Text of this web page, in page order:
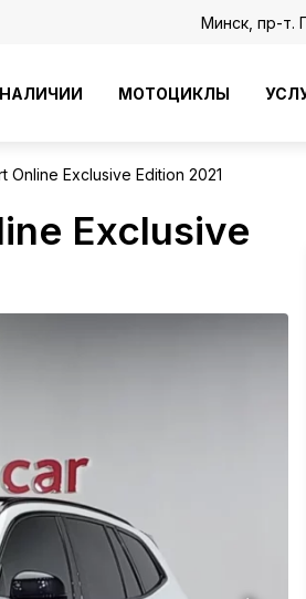
Минск, пр-т.
МОТОЦИКЛЫ
Online Exclusive Edition 2021
Exclusive